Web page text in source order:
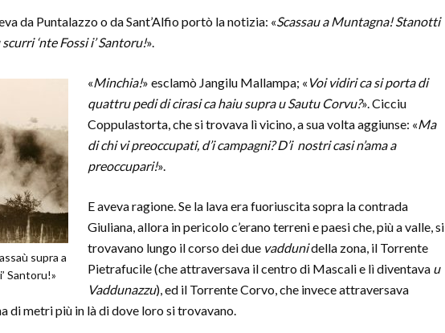
da Puntalazzo o da Sant’Alfio portò la notizia: «Scassau a Muntagna! Stanotti
‘nte Fossi i’ Santoru!».
supra a
Santoru!»
«Minchia!» esclamò Jangilu Mallampa; « Voi vidiri ca si porta di
quattru pedi di cirasi ca haiu supra u Sautu Corvu?». Cicciu
Coppulastorta, che si trovava lì vicino, a sua volta aggiunse: «Ma
di chi vi preoccupati, d’i campagni? D’i nostri casi n’ama a
preoccupari!».
E aveva ragione. Se la lava era fuoriuscita sopra la contrada
Giuliana, allora in pericolo c’erano terreni e paesi che, più a valle, si
trovavano lungo il corso dei due vaddunidella zona, il Torrente
Pietrafucile (che attraversava il centro di Mascali e lì diventava u
Vaddunazzu), ed il Torrente Corvo, che invece attraversava
di metri più in là di dove loro si trovavano.